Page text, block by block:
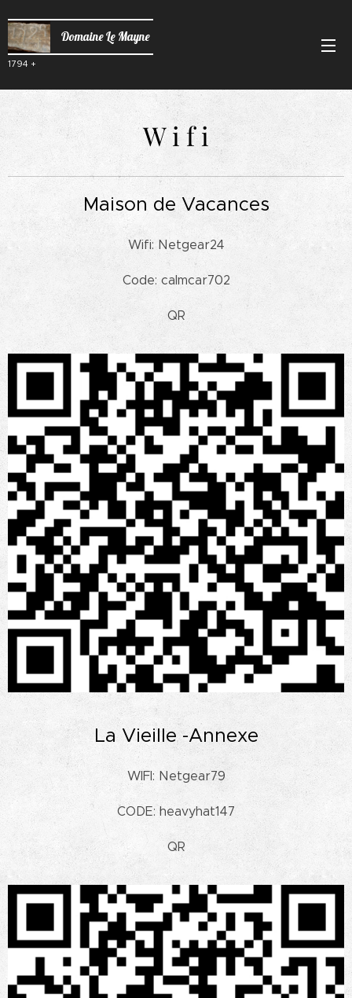
Domaine Le Mayne
1794 +
W i f i
Maison de Vacances
Wifi: Netgear24
Code: calmcar702
QR
La Vieille -Annexe
WIFI: Netgear79
CODE: heavyhat147
QR